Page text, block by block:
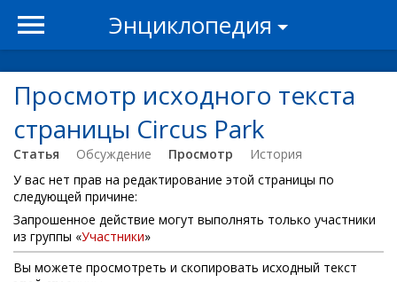
Энциклопедия
Просмотр исходного текста
страницы Circus Park
Статья Обсуждение Просмотр
История
У вас нет прав на редактирование этой страницы по
следующей причине:
Запрошенное действие могут выполнять только участники
из группы «Участники»
Вы можете просмотреть и скопировать исходный текст